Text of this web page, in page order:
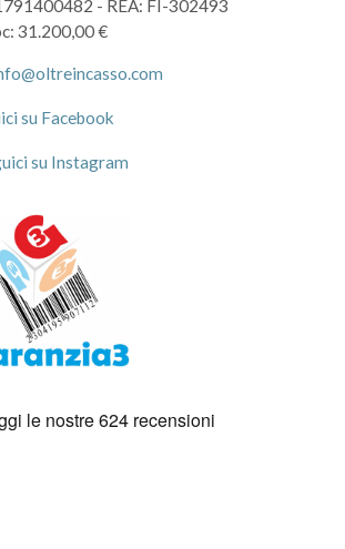
- REA: FI-302493
31.200,00 €
su Facebook
su Instagram